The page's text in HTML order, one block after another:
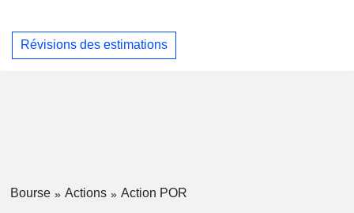
Révisions des estimations
Bourse Actions Action POR